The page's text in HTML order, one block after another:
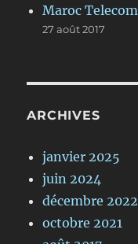
Maroc
27 août 2017
ARCHIVES
janvier 2025
juin 2024
décembre 2022
octobre 2021